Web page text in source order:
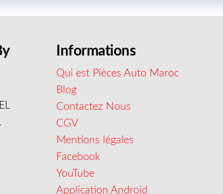
Informations
Qui est Pièces Auto Maroc
Blog
Contactez Nous
CGV
Mentions légales
Facebook
YouTube
Application Android